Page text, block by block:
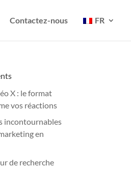
Contactez-nous FR
X : le format
vos réactions
incontournables
en
de recherche